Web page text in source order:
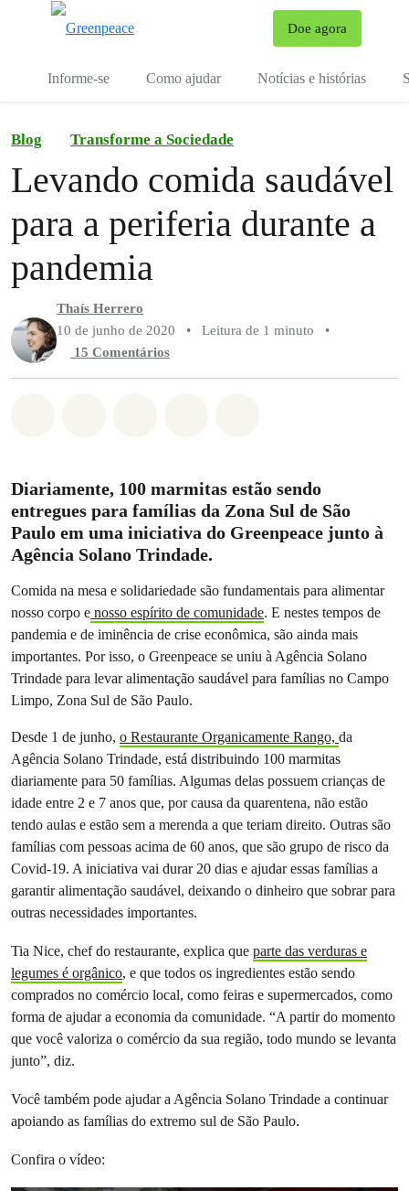
Doe agora
Informe-se Como ajudar Notícias e histórias
Blog Transforme a Sociedade
Levando comida saudável
para a periferia durante a
pandemia
Thaís Herrero
10 de junho de 2020
• Leitura de 1 minuto
•
15 Comentários
Diariamente, 100 marmitas estão sendo
entregues para famílias da Zona Sul de São
Paulo em uma iniciativa do Greenpeace junto à
Agência Solano Trindade.
Comida na mesa e solidariedade são fundamentais para alimentar
nosso corpo e nosso espírito de comunidade. E nestes tempos de
pandemia e de iminência de crise econômica, são ainda mais
importantes. Por isso, o Greenpeace se uniu à Agência Solano
Trindade para levar alimentação saudável para famílias no Campo
Limpo, Zona Sul de São Paulo.
Desde 1 de junho, o Restaurante Organicamente Rango, da
Agência Solano Trindade, está distribuindo 100 marmitas
diariamente para 50 famílias. Algumas delas possuem crianças de
idade entre 2 e 7 anos que, por causa da quarentena, não estão
tendo aulas e estão sem a merenda a que teriam direito. Outras são
famílias com pessoas acima de 60 anos, que são grupo de risco da
Covid-19. A iniciativa vai durar 20 dias e ajudar essas famílias a
garantir alimentação saudável, deixando o dinheiro que sobrar para
outras necessidades importantes.
Tia Nice, chef do restaurante, explica que parte das verduras e
legumes é orgânico, e que todos os ingredientes estão sendo
comprados no comércio local, como feiras e supermercados, como
forma de ajudar a economia da comunidade. “A partir do momento
que você valoriza o comércio da sua região, todo mundo se levanta
junto”, diz.
Você também pode ajudar a Agência Solano Trindade a continuar
apoiando as famílias do extremo sul de São Paulo.
Confira o vídeo: